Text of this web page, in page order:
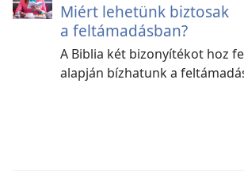
Miért lehetünk biztosak
a feltámadásban?
A Biblia két bizonyítékot hoz
alapján bízhatunk a